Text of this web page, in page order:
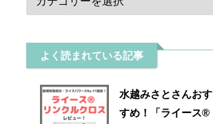
よく読まれている記事
水越みさとさんおす
すめ！「ライース®